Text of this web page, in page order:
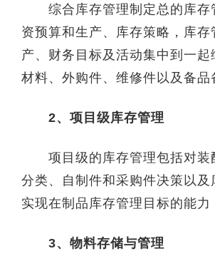
综合库存管理制定总的库存
资预算和生产、库存策略，库
产、财务目标及活动集中到一
材料、外购件、维修件以及备品
2、项目级库存管理
项目级的库存管理包括对装
分类、自制件和采购件决策以
实现在制品库存管理目标的能
3、物料存储与管理